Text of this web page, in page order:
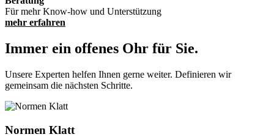
Für mehr Know-how und Unterstützung
mehr erfahren
Immer ein offenes Ohr für Sie.
Unsere Experten helfen Ihnen gerne weiter. Definieren wir
gemeinsam die nächsten Schritte.
Normen Klatt